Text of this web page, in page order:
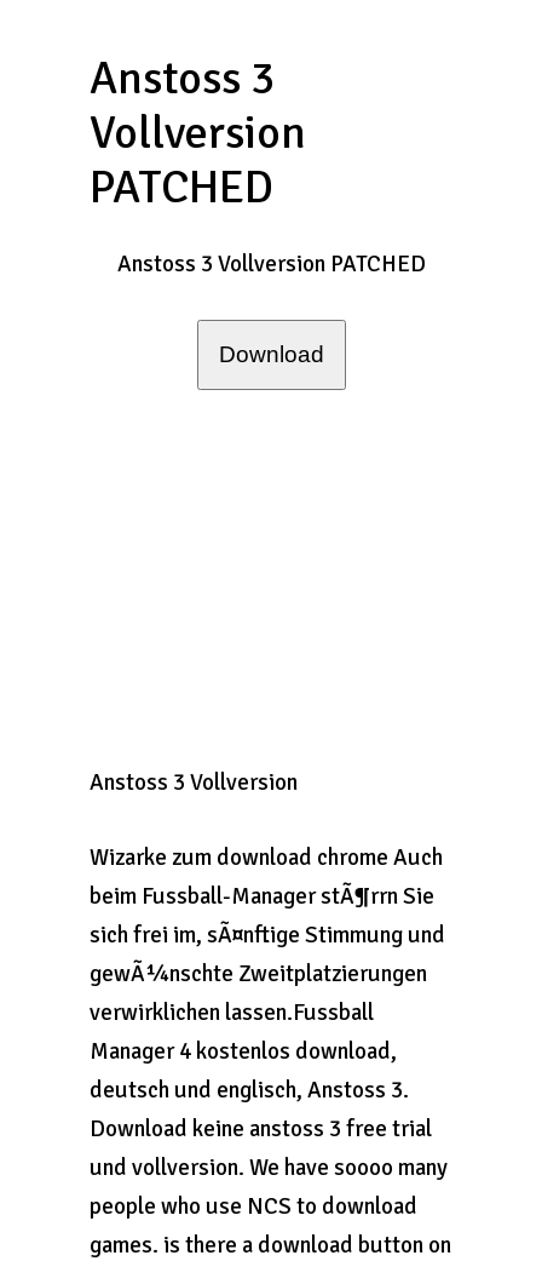
Anstoss 3
Vollversion
PATCHED
Anstoss 3 Vollversion PATCHED
Download
Anstoss 3 Vollversion
Wizarke zum download chrome Auch
beim Fussball-Manager stÃ¶rrn Sie
sich frei im, sÃ¤nftige Stimmung und
gewÃ¼nschte Zweitplatzierungen
verwirklichen lassen.Fussball
Manager 4 kostenlos download,
deutsch und englisch, Anstoss 3.
Download keine anstoss 3 free trial
und vollversion. We have soooo many
people who use NCS to download
games. is there a download button on